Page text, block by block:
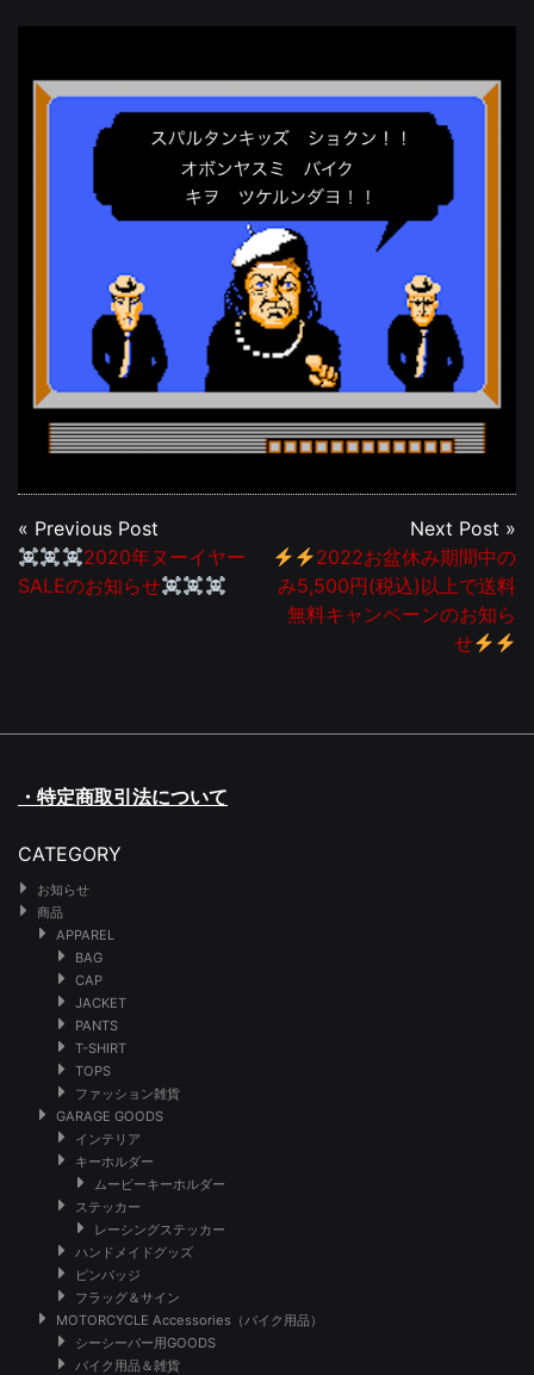
« Previous Post
2020年ヌーイヤー
SALEのお知らせ
Next Post »
2022お盆休み期間中の
み5,500円(税込)以上で送料
無料キャンペーンのお知ら
せ
・特定商取引法について
CATEGORY
お知らせ
商品
APPAREL
BAG
CAP
JACKET
PANTS
T-SHIRT
TOPS
ファッション雑貨
GARAGE GOODS
インテリア
キーホルダー
ムービーキーホルダー
ステッカー
レーシングステッカー
ハンドメイドグッズ
ピンバッジ
フラッグ＆サイン
MOTORCYCLE Accessories（バイク用品）
シーシーバー用GOODS
バイク用品＆雑貨